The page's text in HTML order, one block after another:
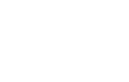
Смазка на